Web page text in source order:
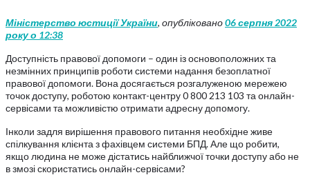
Міністерство юстиції України, опубліковано06 серпня 2022
року о 12:38
Доступність правової допомоги – один із основоположних та
незмінних принципів роботи системи надання безоплатної
правової допомоги. Вона досягається розгалуженою мережею
точок доступу, роботою контакт-центру 0 800 213 103 та онлайн-
сервісами та можливістю отримати адресну допомогу.
Інколи задля вирішення правового питання необхідне живе
спілкування клієнта з фахівцем системи БПД. Але що робити,
якщо людина не може дістатись найближчої точки доступу або не
в змозі скористатись онлайн-сервісами?